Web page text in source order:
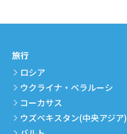
旅行
ロシア
ウクライナ・ベラルーシ
コーカサス
ウズベキスタン(中央アジア)